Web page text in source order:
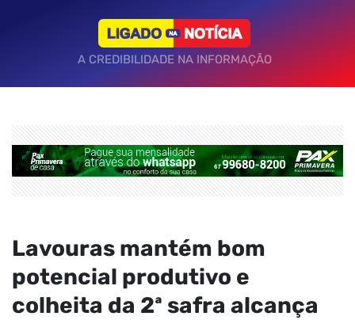
A CREDIBILIDADE NA INFORMAÇÃO
Lavouras mantém bom
potencial produtivo e
colheita da 2ª safra alcança